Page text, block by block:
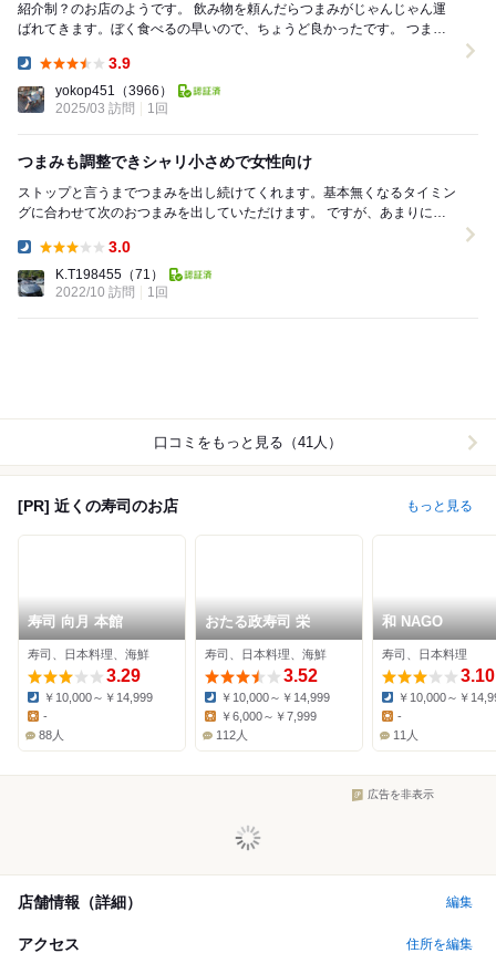
紹介制？のお店のようです。 飲み物を頼んだらつまみがじゃんじゃん運
ばれてきます。ぼく食べるの早いので、ちょうど良かったです。 つまみ
3.9
yokop451 （3966）
2025/03 訪問
1回
つまみも調整できシャリ小さめで女性向け
ストップと言うまでつまみを出し続けてくれます。基本無くなるタイミン
グに合わせて次のおつまみを出していただけます。 ですが、あまりにつ
3.0
K.T198455 （71）
2022/10 訪問
1回
口コミをもっと見る（41人）
[PR] 近くの寿司のお店 もっと見る
寿司 向月 本館
寿司、日本料理、海鮮
3.29
Dinner:
￥10,000～￥14,999
Lunch:
-
88人
おたる政寿司 栄
寿司、日本料理、海鮮
3.52
Dinner:
￥10,000～￥14,999
￥6,000～￥7,999
112人
和 NAGO
寿司、日本料理
3.10
Dinner:
￥10,000～￥
Lunch:
-
11人
広告を非表示
店舗情報（詳細） 編集
アクセス 住所を編集